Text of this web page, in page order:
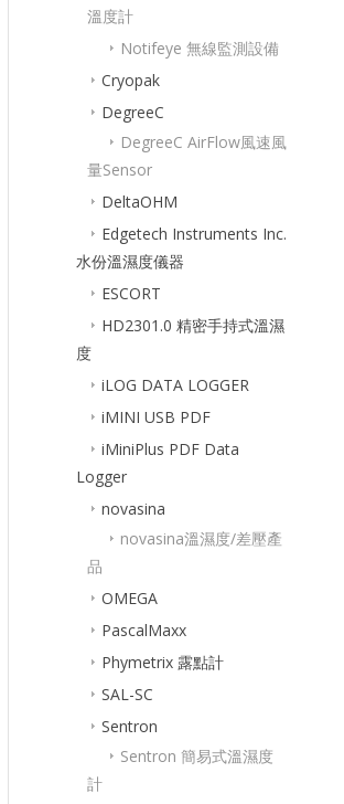
溫度計
Notifeye 無線監測設備
Cryopak
DegreeC
DegreeC AirFlow風速風
量Sensor
DeltaOHM
Edgetech Instruments Inc.
水份溫濕度儀器
ESCORT
HD2301.0 精密手持式溫濕
度
iLOG DATA LOGGER
iMINI USB PDF
iMiniPlus PDF Data
Logger
novasina
novasina溫濕度/差壓產
品
OMEGA
PascalMaxx
Phymetrix 露點計
SAL-SC
Sentron
Sentron 簡易式溫濕度
計